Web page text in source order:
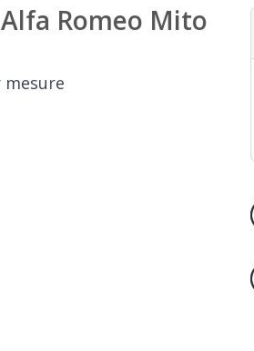
Romeo Mito
mesure